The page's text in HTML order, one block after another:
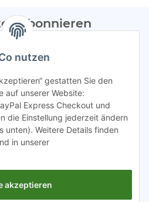
Abonnieren
eurer
Aktionen per E-Mail zu.
Abonnieren
aktiv
nutzen
gestatten Sie den
auf unserer Website:
Express Checkout und
die Einstellung jederzeit ändern
unten). Weitere Details finden
in unserer
akzeptieren